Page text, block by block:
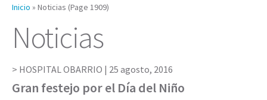
Inicio » Noticias (Page 1909)
Noticias
HOSPITAL OBARRIO | 25 agosto, 2016
Gran festejo por el Día del Niño